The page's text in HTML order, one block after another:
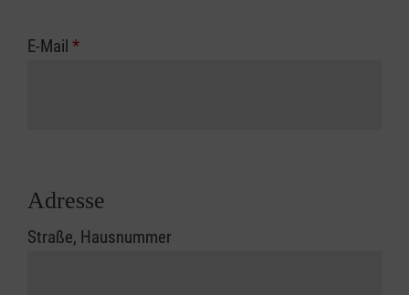
E-Mail *
Adresse
Straße, Hausnummer